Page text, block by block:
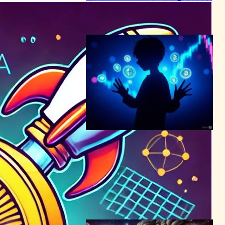
Pump.Fun：13歳少年が自作
ミームコインで5万ドル稼
ぐ、投資家からの報復も –
Web3時代の新たな課題
テクノロジーと社会ニュース
｜
ブロックチェーンニュース
2024年12月29日10:11